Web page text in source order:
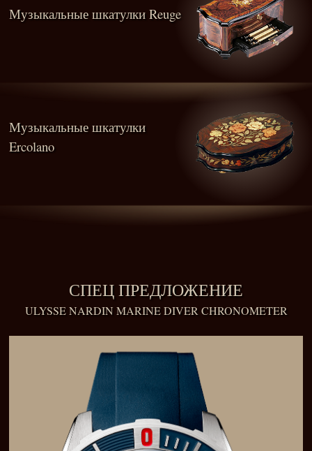
Музыкальные шкатулки Reuge
Музыкальные шкатулки
Ercolano
СПЕЦ ПРЕДЛОЖЕНИЕ
ULYSSE NARDIN MARINE DIVER CHRONOMETER